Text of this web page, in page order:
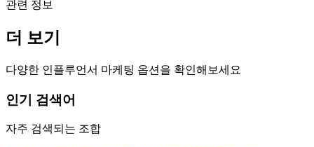
관련 정보
더 보기
다양한 인플루언서 마케팅 옵션을 확인해보세요
인기 검색어
자주 검색되는 조합